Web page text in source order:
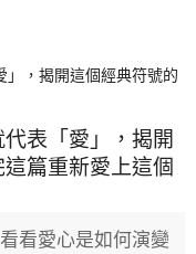
表「愛」，揭開
篇重新愛上這個
看愛心是如何演變